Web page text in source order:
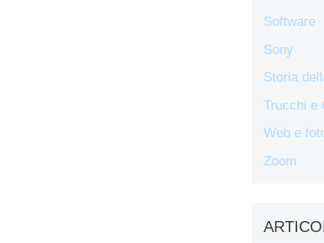
Software
Sony
Storia
Trucchi e
Web e
Zoom